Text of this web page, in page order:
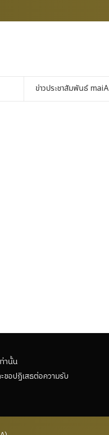
ข่าวประชาสัมพันธ์ maiA
านั้น
ขอปฏิเสธต่อความรับ